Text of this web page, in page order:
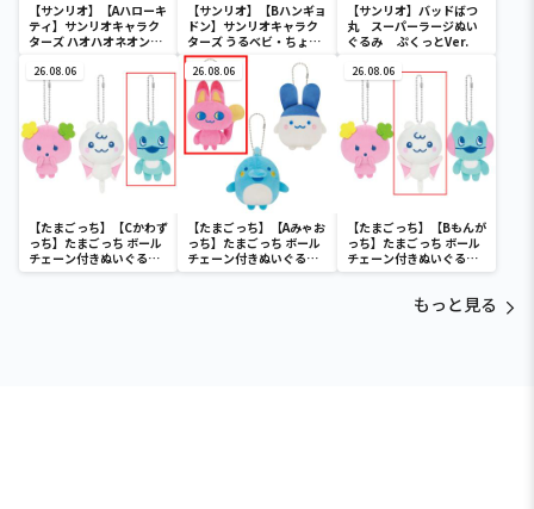
【サンリオ】【Aハローキ
ティ】サンリオキャラク
ターズ ハオハオネオンタ
【サンリオ】【Bハンギョ
ドン】サンリオキャラク
ターズ うるベビ・ちょい
デカドール
【サンリオ】バッドばつ
丸 スーパーラージぬい
ぐるみ ぷくっとVer.
26.08.06
【たまごっち】【Cかわず
っち】たまごっち ボール
チェーン付きぬいぐるみ
～Tamagotchi
26.08.06
【たまごっち】【Aみゃお
っち】たまごっち ボール
チェーン付きぬいぐるみ
～Tamagotchi
26.08.06
【たまごっち】【Bもんが
っち】たまごっち ボール
チェーン付きぬいぐるみ
～Tamagotchi
もっと見る